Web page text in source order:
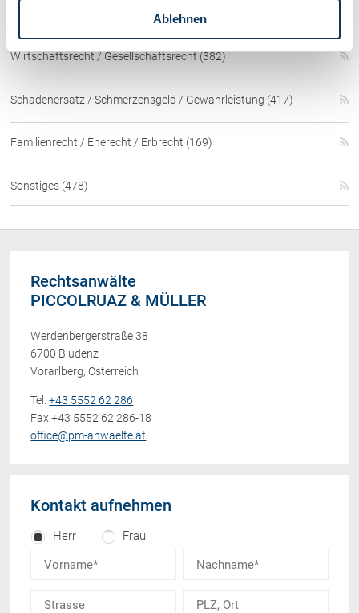
Ablehnen
Wirtschaftsrecht / Gesellschaftsrecht (382)
Schadenersatz / Schmerzensgeld / Gewährleistung (417)
Familienrecht / Eherecht / Erbrecht (169)
Sonstiges (478)
Rechtsanwälte
PICCOLRUAZ & MÜLLER
Werdenbergerstraße 38
6700 Bludenz
Vorarlberg, Österreich
Tel.+43 5552 62 286
Fax +43 5552 62 286-18
office@pm-anwaelte.at
Kontakt aufnehmen
Herr Frau